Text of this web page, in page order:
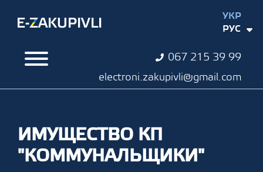
067 215 39 99
electroni.zakupivli@gmail.com
УКР
РУС
ИМУЩЕСТВО КП
"КОММУНАЛЬЩИКИ"